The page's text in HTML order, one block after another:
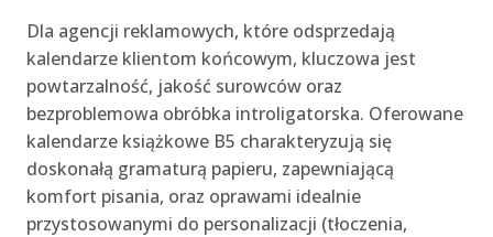
Dla agencji reklamowych, które odsprzedają
kalendarze klientom końcowym, kluczowa jest
powtarzalność, jakość surowców oraz
bezproblemowa obróbka introligatorska. Oferowane
kalendarze książkowe B5 charakteryzują się
doskonałą gramaturą papieru, zapewniającą
komfort pisania, oraz oprawami idealnie
przystosowanymi do personalizacji (tłoczenia,